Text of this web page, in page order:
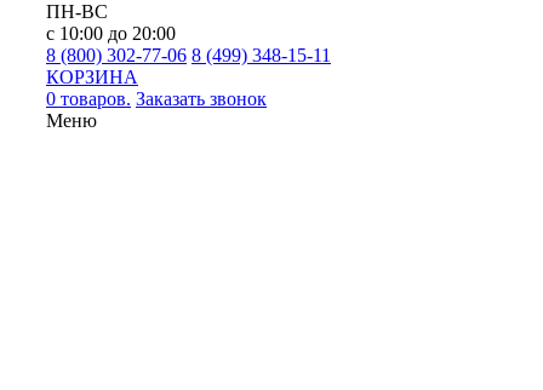
ПН-ВС
с 10:00 до 20:00
8 (800) 302-77-06 8 (499) 348-15-11
КОРЗИНА
0 товаров. Заказать звонок
Меню